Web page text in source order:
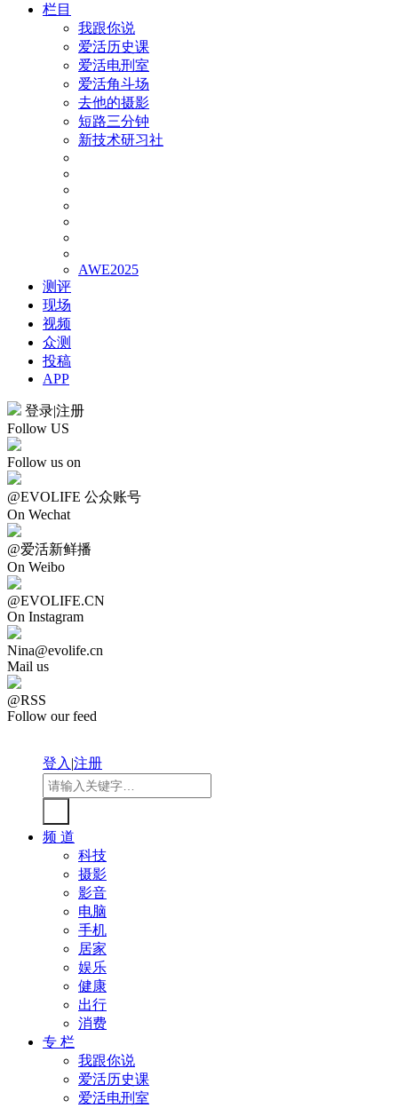
栏目
我跟你说
爱活历史课
爱活电刑室
爱活角斗场
去他的摄影
短路三分钟
新技术研习社
AWE2025
测评
现场
视频
众测
投稿
APP
登录|注册
Follow US
Follow us on
@EVOLIFE 公众账号
On Wechat
@爱活新鲜播
On Weibo
@EVOLIFE.CN
On Instagram
Nina@evolife.cn
Mail us
@RSS
Follow our feed
登入|注册
频 道
科技
摄影
影音
电脑
手机
居家
娱乐
健康
出行
消费
专 栏
我跟你说
爱活历史课
爱活电刑室